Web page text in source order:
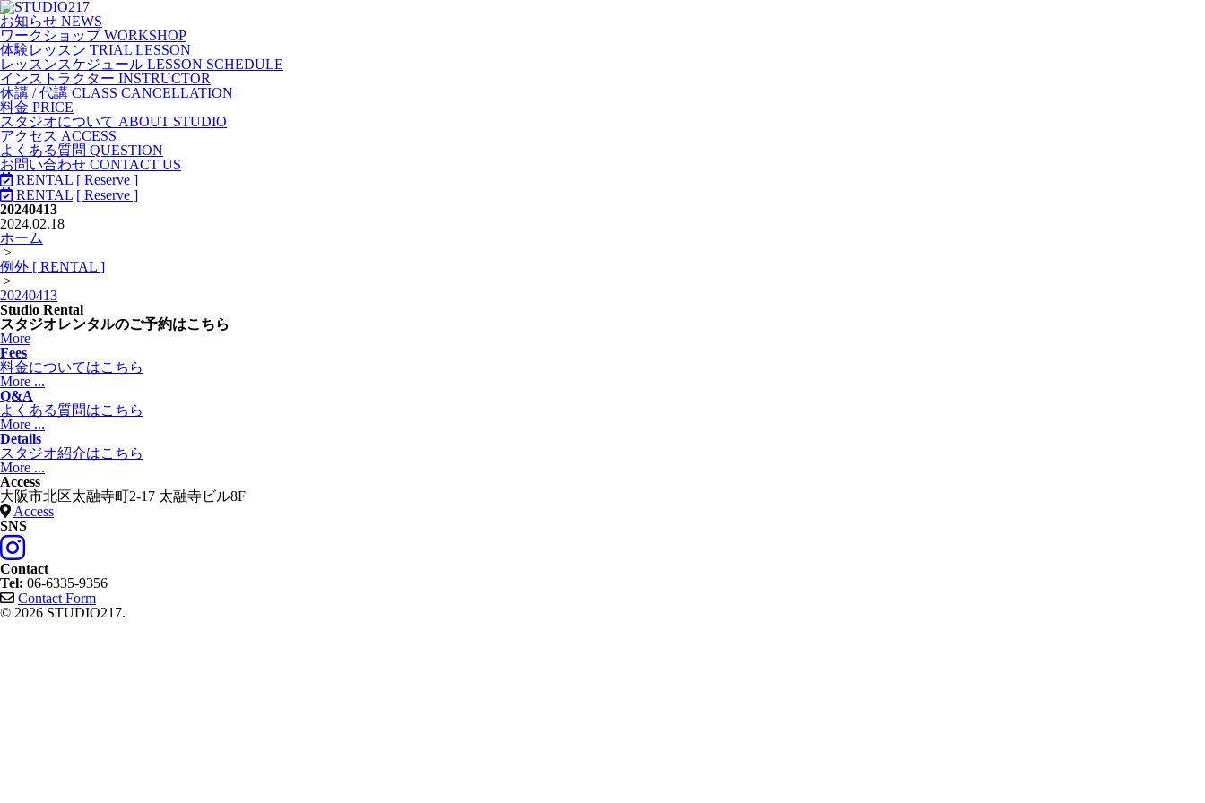
お知らせ NEWS
ワークショップ WORKSHOP
体験レッスン TRIAL LESSON
レッスンスケジュール LESSON SCHEDULE
インストラクター INSTRUCTOR
休講 / 代講 CLASS CANCELLATION
料金 PRICE
スタジオについて ABOUT STUDIO
アクセス ACCESS
よくある質問 QUESTION
お問い合わせ CONTACT US
RENTAL [ Reserve ]
RENTAL [ Reserve ]
20240413
2024.02.18
ホーム
>
例外 [ RENTAL ]
>
20240413
Studio Rental
スタジオレンタルのご予約はこちら
More
Fees
料金についてはこちら
More ...
Q&A
よくある質問はこちら
More ...
Details
スタジオ紹介はこちら
More ...
Access
大阪市北区太融寺町2-17 太融寺ビル8F
Access
SNS
Contact
Tel: 06-6335-9356
Contact Form
© 2026 STUDIO217.